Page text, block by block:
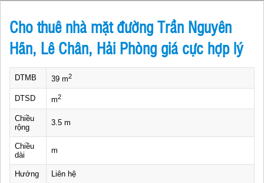
Cho thuê nhà mặt đường Trần Nguyên
Hãn, Lê Chân, Hải Phòng giá cực hợp lý
DTMB 39 m2
DTSD m2
Chiều
rộng
3.5 m
Chiều
dài
m
Hướng Liên hệ